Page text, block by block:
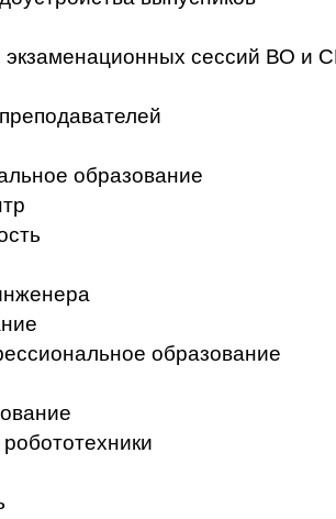
экзаменационных сессий ВО и
образование
образование